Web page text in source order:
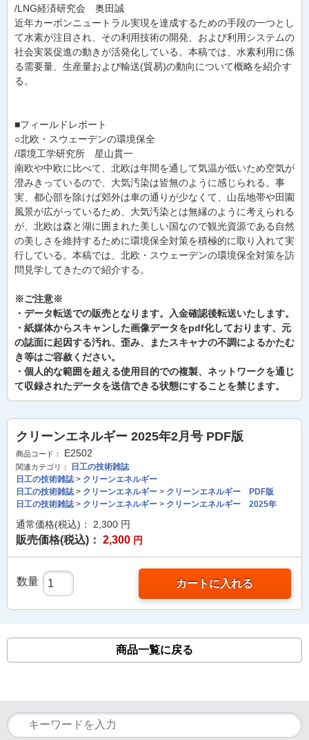
/LNG経済研究会 奥田誠
近年カーボンニュートラル実現を達成するための手段の一つとし
て水素が注目され、その利用技術の開発、および利用システムの
社会実装促進の動きが活発化している。本稿では、水素利用に係
る需要量、生産量および輸送(貿易)の動向について概略を紹介す
る。
■フィールドレポート
○北欧・スウェーデンの環境保全
/環境工学研究所 星山貫一
南欧や中欧に比べて、北欧は年間を通して気温が低いため空気が
澄みきっているので、大気汚染は皆無のように感じられる。事
実、都心部を除けば郊外は車の通りが少なくて、山岳地帯や田園
風景が広がっているため、大気汚染とは無縁のように考えられる
が、北欧は森と湖に囲まれた美しい国なので観光資源である自然
の美しさを維持するために環境保全対策を積極的に取り入れて実
行している。本稿では、北欧・スウェーデンの環境保全対策を訪
問見学してきたので紹介する。
※ご注意※
・データ転送での販売となります。入金確認後転送いたします。
・紙媒体からスキャンした画像データをpdf化しております、元
の誌面に起因する汚れ、歪み、またスキャナの不調によるかたむ
き等はご容赦ください。
・個人的な範囲を超える使用目的での複製、ネットワークを通じ
て収録されたデータを送信できる状態にすることを禁じます。
クリーンエネルギー 2025年2月号 PDF版
商品コード： E2502
関連カテゴリ：
日工の技術雑誌
日工の技術雑誌> クリーンエネルギー
日工の技術雑誌> クリーンエネルギー > クリーンエネルギー PDF版
日工の技術雑誌> クリーンエネルギー > クリーンエネルギー 2025年
通常価格(税込)： 2,300 円
販売価格(税込)： 2,300 円
数量 カートに入れる
商品一覧に戻る